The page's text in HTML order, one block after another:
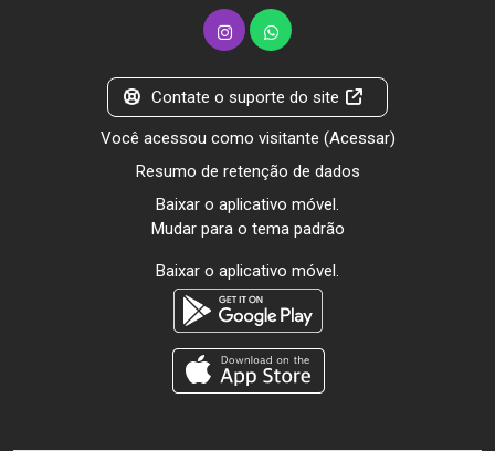
Contate o suporte do site
Você acessou como visitante (Acessar)
Resumo de retenção de dados
Baixar o aplicativo móvel.
Mudar para o tema padrão
Baixar o aplicativo móvel.